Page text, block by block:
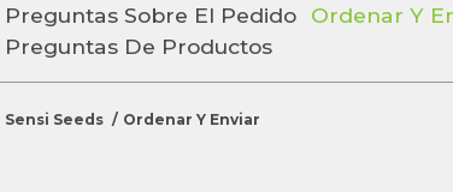
Preguntas Sobre El Pedido Ordenar Y
Preguntas De Productos
Sensi Seeds Ordenar Y Enviar